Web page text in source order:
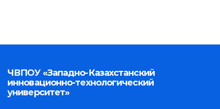
ЧВПОУ «Западно-Казахстанский
инновационно-технологический
университет»